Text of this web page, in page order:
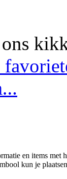
en items met
kun je